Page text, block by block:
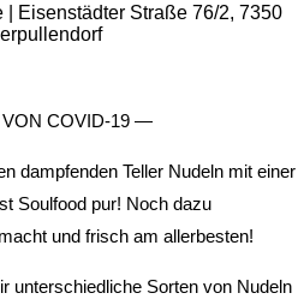
| Eisenstädter Straße 76/2, 7350
COVID-19 —
dampfenden Teller Nudeln mit einer
Soulfood pur! Noch dazu
und frisch am allerbesten!
unterschiedliche Sorten von Nudeln